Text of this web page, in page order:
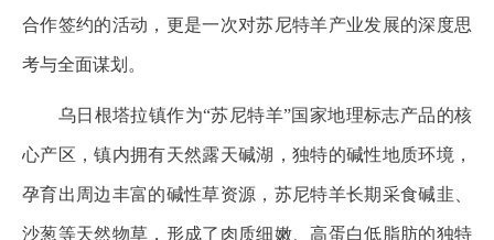
合作签约的活动，更是一次对苏尼特羊产业发展的深度思
考与全面谋划。
乌日根塔拉镇作为“苏尼特羊”国家地理标志产品的核
心产区，镇内拥有天然露天碱湖，独特的碱性地质环境，
孕育出周边丰富的碱性草资源，苏尼特羊长期采食碱韭、
沙葱等天然物草，形成了肉质细嫩、高蛋白低脂肪的独特